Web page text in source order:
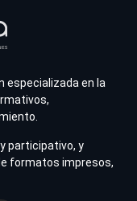
especializada en la
participativo, y
formatos impresos,